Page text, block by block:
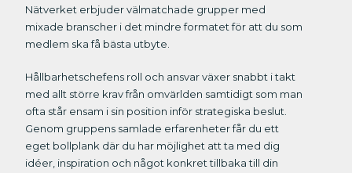
Nätverket erbjuder välmatchade grupper med
mixade branscher i det mindre formatet för att du som
medlem ska få bästa utbyte.
Hållbarhetschefens roll och ansvar växer snabbt i takt
med allt större krav från omvärlden samtidigt som man
ofta står ensam i sin position inför strategiska beslut.
Genom gruppens samlade erfarenheter får du ett
eget bollplank där du har möjlighet att ta med dig
idéer, inspiration och något konkret tillbaka till din